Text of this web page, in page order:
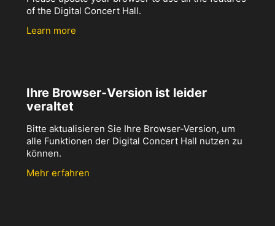
of the Digital Concert Hall.
Learn more
Ihre Browser-Version ist leider
veraltet
Bitte aktualisieren Sie Ihre Browser-Version, um
alle Funktionen der Digital Concert Hall nutzen zu
können.
Mehr erfahren